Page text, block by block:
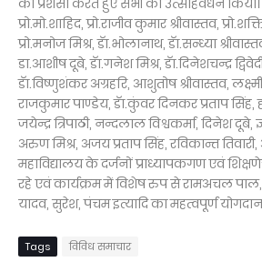
प्रो.मो.शाहिद, प्रो.राजीव कुमार श्रीवास्तव,
प्रो.मनोज मिश्र, डॅा.भोलानाथ, डॅा.सन्ध्या
डा.आशीष दूबे, डॅा.गनेश मिश्र, डॅा.दिनेशचन्द्र
डॅा.विष्णुशंकर अग्रहरि, आशुतोष श्रीवास्तव,
राजकुमार पाण्डेय, डॅा.कुंवर दिनकर प्रताप सिंह,
जयेन्द्र त्रिपाठी, नन्दलाल विश्वकर्मा, दिनेश दूबे,
अरुण मिश्र, अजय प्रताप सिंह, रविकान्त
महाविद्यालय के दर्जनों प्राध्यापकगण एवं
रहे एवं कार्यक्रम में विशेष रुप से रामअचल पाल,
यादव, सुरेश, पंचम इत्यादि का महत्वपूर्ण योगदान
Tags विविध समाचार